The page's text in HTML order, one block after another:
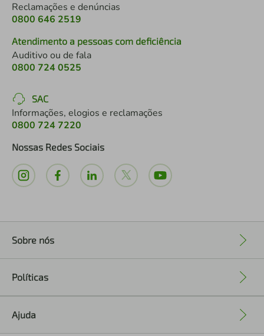
Reclamações e denúncias
0800 646 2519
Atendimento a pessoas com deficiência
Auditivo ou de fala
0800 724 0525
SAC
Informações, elogios e reclamações
0800 724 7220
Nossas Redes Sociais
Sobre nós
Políticas
Ajuda